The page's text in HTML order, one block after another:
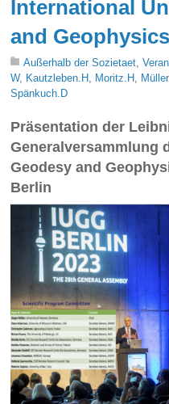
International
and Geophysics
Außerhalb der Sozietaet ,
W, Kautzleben.H Moritz.H
Spänkuch.D
Präsentation der
Generalversammlung
Geodesy and
Berlin